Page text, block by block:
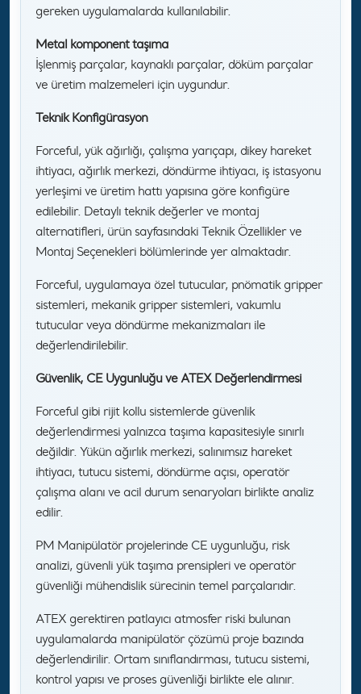
gereken uygulamalarda kullanılabilir.
Metal komponent taşıma
İşlenmiş parçalar, kaynaklı parçalar, döküm parçalar
ve üretim malzemeleri için uygundur.
Teknik Konfigürasyon
Forceful, yük ağırlığı, çalışma yarıçapı, dikey hareket
ihtiyacı, ağırlık merkezi, döndürme ihtiyacı, iş istasyonu
yerleşimi ve üretim hattı yapısına göre konfigüre
edilebilir. Detaylı teknik değerler ve montaj
alternatifleri, ürün sayfasındaki Teknik Özellikler ve
Montaj Seçenekleri bölümlerinde yer almaktadır.
Forceful, uygulamaya özel tutucular, pnömatik gripper
sistemleri, mekanik gripper sistemleri, vakumlu
tutucular veya döndürme mekanizmaları ile
değerlendirilebilir.
Güvenlik, CE Uygunluğu ve ATEX Değerlendirmesi
Forceful gibi rijit kollu sistemlerde güvenlik
değerlendirmesi yalnızca taşıma kapasitesiyle sınırlı
değildir. Yükün ağırlık merkezi, salınımsız hareket
ihtiyacı, tutucu sistemi, döndürme açısı, operatör
çalışma alanı ve acil durum senaryoları birlikte analiz
edilir.
PM Manipülatör projelerinde CE uygunluğu, risk
analizi, güvenli yük taşıma prensipleri ve operatör
güvenliği mühendislik sürecinin temel parçalarıdır.
ATEX gerektiren patlayıcı atmosfer riski bulunan
uygulamalarda manipülatör çözümü proje bazında
değerlendirilir. Ortam sınıflandırması, tutucu sistemi,
kontrol yapısı ve proses güvenliği birlikte ele alınır.